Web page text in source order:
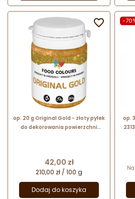
op. 20 g Original Gold - złoty pyłek
do dekorowania powierzchni
Cena
42,00 zł
210,00 zł / 100 g
Dodaj do koszyka
 -
op.